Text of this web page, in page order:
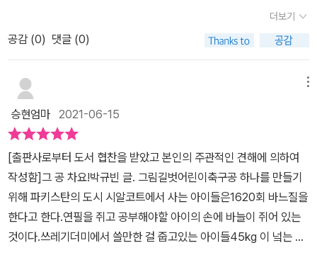
공 재료와 완성된 축구공이 있는 집 안에 있는 아이는 바느질을 하
고 있다가 갑자기 "그 공 차요" 라는 소리를 듣게 됩니다. "그 공 차
요"라는 말은 누가 했을까요?왜 "그 공 차요" 라고 했을까요? ​ 어느
새 축구공을 꿰매고 있던 바늘과 실이 축구공에서 떨어집니다. 아이
는 축구공을 차 볼까 하는 마음이 커집니다. 드리블을 하며 빠르게 뛰
어갑니다. 아이는 있는 힘껏 공을 찹니다. 슛~~~~ 골~~!!!!​아이
의 얼굴은 함박웃음이 피어납니다. ​이 순간 아이는 어떤 마음 이었을
까요? 세상을 다 가진 것 처럼 활짝 웃고 있는 이 아이가 찬 공은 어디
로 갔을까요?​그 공은 다른 나라에 있는 아이에게 날아갑니다. 이 아
이는 쓰레기를 뒤지며 쓸만한 물건을 찾고 있는 듯 보입니다. 저도 필
리핀에 갔을 때 쓰레기산을 뒤지며 물건을 찾는 아이들과 어른들
을 본 적이 있습니다. 그들은 쓸만한 물건을 찾으면 다시 팔아서 돈
만 명의 아이들이 힘든 노동을 하고 있다. 아이들은 쓰레기장이나 농
장, 각종 공산품을 만드는 공장에서 하루 종일 위험에 노출된 채 일하
대의 날'이다.현재 주 5일제가 거의 모든 곳에 정착이 되었다. 하지만
여전히 주 6일을 하는 회사가 많이 있다. 그런데 놀라운 사실은 불과
50년 전만 해도 주 6일도 쉽지 않은 환경 속에 살았고 노동자의 인권
이 묵살 되는 것을 당연히 여기는 분위기였다. 책을 읽으면서 전태일
열사가 떠올랐다. 그는 한국의 노동운동을 상징하는 인물로 봉제노동
자로 일하면서 열악한 노동조건 개선을 위해 노력하다가 1970년 11
월 노동자는 기계가 아니라고 외치며 분신하였다. 그의 죽음은 한국
노동운동 발전에 중요한 계기가 되었기 때문이다.아이들은 부모를 비
기를 할 수 있는 축구공이라는 사실을 알고나 있을까요?​땀 뻘뻘 흘리
면서 하루종일 축구경기만 하고 싶다는 초등학생 아이들의 인터뷰가
오버랩되면서 괜시리 슬퍼지네요.그 다음장에도 놀지 않고 일을 하고
있는 여자 아이가 보입니다.공장에서 미싱으로 뭔가를 만들고 있는데
있어요.어른들이 열심히 일을 하는 모습은 멋지고 열정이 넘쳐보이지
만아이들에게는 그런 모습이 단 하나도 보이지 않을 뿐더러 안쓰럽기
만 합니다. 지금 이
시간에도 어른들의 지시와 감독아래 아동들이 노동 현장에서 일을 하
고 있다고 합니다.단지 먹고 살기 위해서 다른 방법이 없기 때문이죠.
학교에서 공부를 하거나 친구들과 신나게 뛰어노는 일은 그 아이들에
게는 사치이자 부러운 일이라고 하네요.​평범하고 소소한 행복조차 누
더보기
공감 (0) 댓글 (0)
승현엄마 2021-06-15
[출판사로부터 도서 협찬을 받았고 본인의 주관적인 견해에 의하여
작성함]​그 공 차요!​박규빈 글. 그림​길벗어린이​​축구공 하나를 만들기
위해 파키스탄의 도시 시알코트에서 사는 아이들은​1620회 바느질을
한다고 한다.​연필을 쥐고 공부해야할 아이의 손에 바늘이 쥐어 있는
것이다.​쓰레기더미에서 쓸만한 걸 줍고있는 아이들​45kg 이 넠는 카